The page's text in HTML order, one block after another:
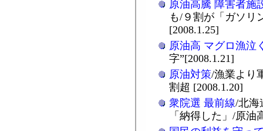
原油高騰 障害者施
も/９割が「ガソリ
[2008.1.25]
原油高 マグロ漁泣
字”[2008.1.21]
原油対策/漁業より
割超 [2008.1.20]
衆院選 最前線/北海
「納得した」/原油